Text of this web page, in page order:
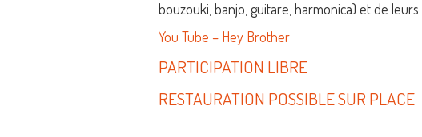
bouzouki, banjo, guitare, harmonica) et de leurs
You Tube – Hey Brother
PARTICIPATION LIBRE
RESTAURATION POSSIBLE SUR PLACE